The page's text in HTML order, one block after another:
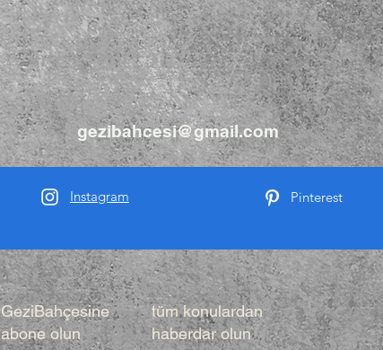
gezibahcesi@gmail.com
Instagram Pinterest
GeziBahçesine
abone olun
tüm konulardan
haberdar olun